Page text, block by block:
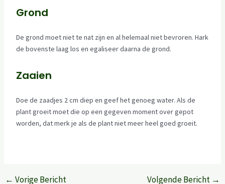
Grond
De grond moet niet te nat zijn en al helemaal niet bevroren. Hark
de bovenste laag los en egaliseer daarna de grond.
Zaaien
Doe de zaadjes 2 cm diep en geef het genoeg water. Als de
plant groeit moet die op een gegeven moment over gepot
worden, dat merk je als de plant niet meer heel goed groeit.
← Vorige Bericht Volgende Bericht →